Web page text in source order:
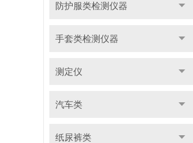
防护服类检测仪器
手套类检测仪器
测定仪
汽车类
纸尿裤类